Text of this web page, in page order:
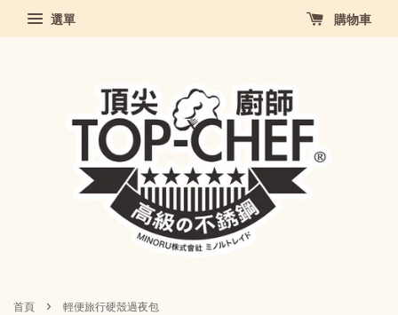
選單 購物車
首頁 › 輕便旅行硬殼過夜包